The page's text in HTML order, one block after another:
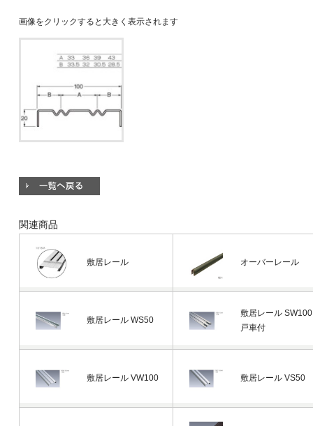
画像をクリックすると大きく表示されます
関連商品
敷居レール オーバーレール
敷居レール WS50
敷居レール SW100
戸車付
敷居レール VW100 敷居レール VS50